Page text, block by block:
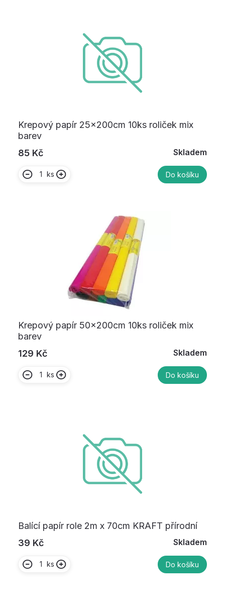
Krepový papír 25x200cm 10ks roliček mix
barev
85 Kč
Skladem
ks Do košíku
Krepový papír 50x200cm 10ks roliček mix
barev
129 Kč
Skladem
ks Do košíku
Balící papír role 2m x 70cm KRAFT přírodní
39 Kč
Skladem
ks Do košíku